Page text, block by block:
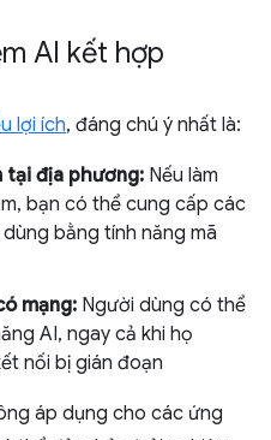
AI kết hợp
lợi ích, đáng chú ý nhất là:
tại địa phương: Nếu làm
bạn có thể cung cấp các
bằng tính năng mã
mạng: Người dùng có thể
AI, ngay cả khi họ
nối bị gián đoạn
áp dụng cho các ứng